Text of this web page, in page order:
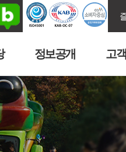
정보공개 고